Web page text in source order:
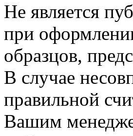
Не является
при
образцов,
В случае
правильной
Вашим